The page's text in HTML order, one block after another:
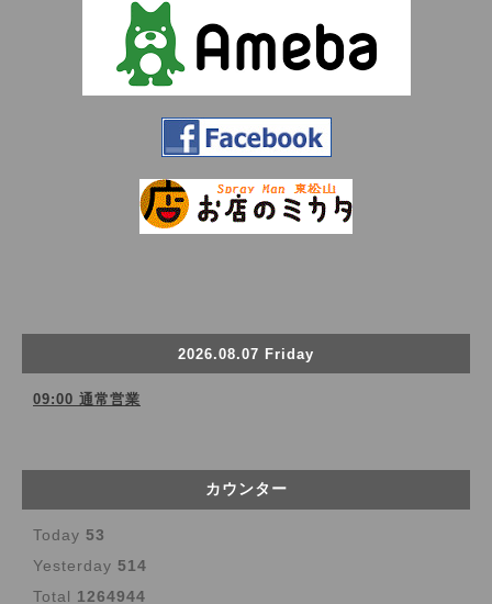
2026.08.07 Friday
09:00 通常営業
カウンター
Today 53
Yesterday 514
Total 1264944